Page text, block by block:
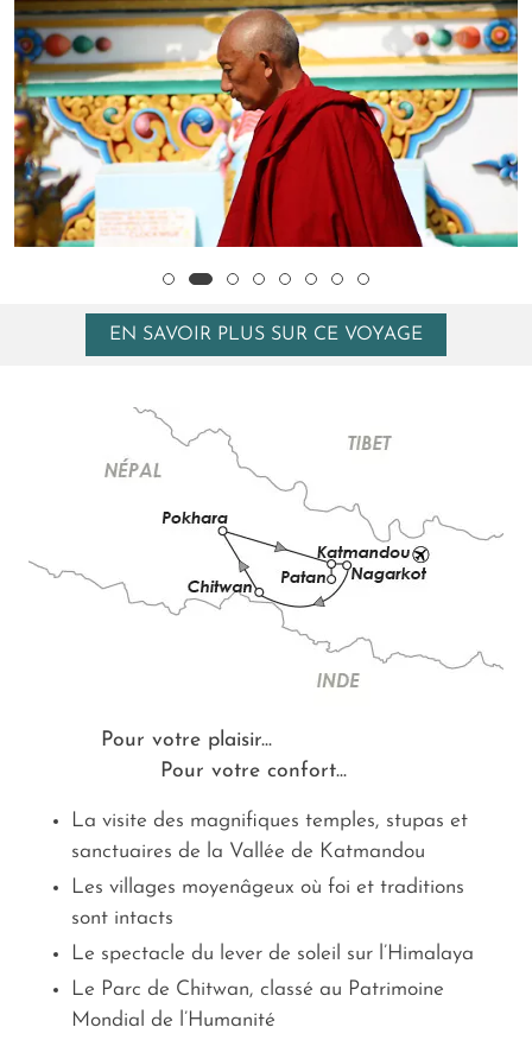
EN SAVOIR PLUS SUR CE VOYAGE
Pour votre plaisir...
Pour votre confort...
La visite des magnifiques temples, stupas et
sanctuaires de la Vallée de Katmandou
Les villages moyenâgeux où foi et traditions
sont intacts
Le spectacle du lever de soleil sur l’Himalaya
Le Parc de Chitwan, classé au Patrimoine
Mondial de l’Humanité